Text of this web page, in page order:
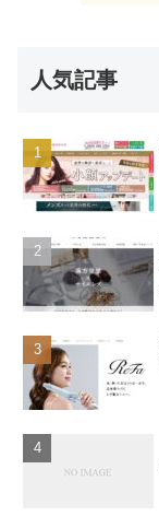
人気記事